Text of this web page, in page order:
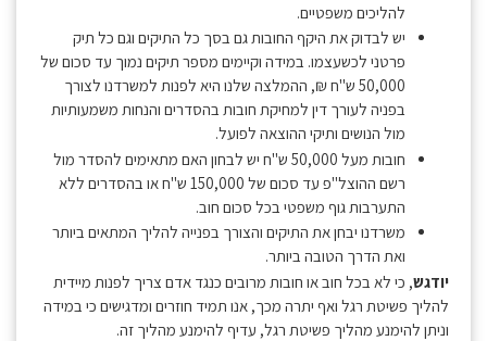
להליכים משפטיים.
יש לבדוק את היקף החובות גם בסך כל התיקים וגם כל תיק
פרטני לכשעצמו. במידה וקיימים מספר תיקים נמוך עד סכום של
50,000 ש"ח ₪, ההמלצה שלנו היא לפנות למשרדנו לצורך
בפניה לעורך דין למחיקת חובות בהסדרים והנחות משמעותיות
מול הנושים ותיקי ההוצאה לפועל.
חובות מעל 50,000 ש"ח יש לבחון האם מתאימים להסדר מול
רשם ההוצל"פ עד סכום של 150,000 ש"ח או בהסדרים ללא
התערבות גוף משפטי בכל סכום חוב.
משרדנו יבחן את התיקים והצורך בפנייה להליך המתאים ביותר
ואת הדרך הטובה ביותר.
יודגש, כי לא בכל חוב או חובות מרובים כנגד אדם צריך לפנות מיידית
להליך פשיטת רגל ואף יתרה מכך, אנו תמיד חוזרים ומדגישים כי במידה
וניתן להימנע מהליך פשיטת רגל, עדיף להימנע מהליך זה.